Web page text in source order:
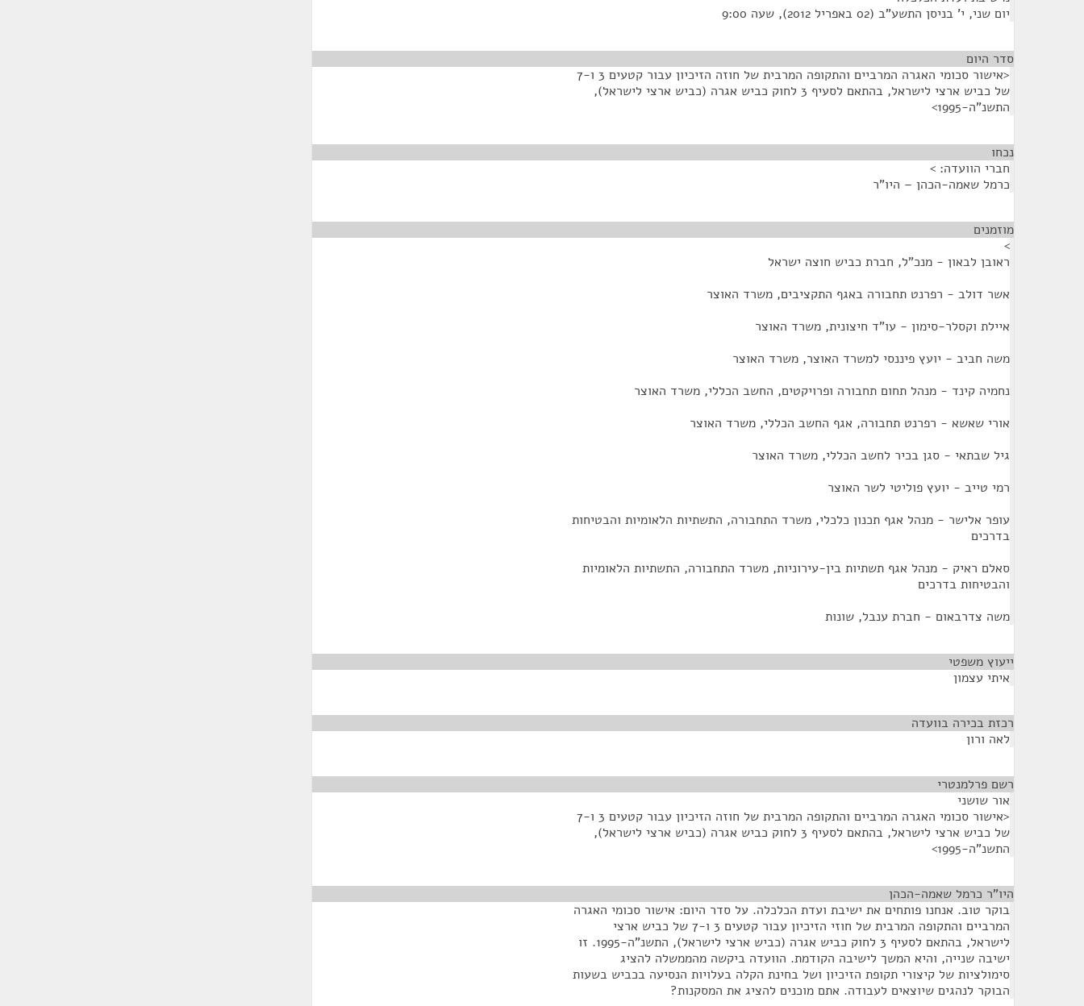
יום שני, י' בניסן התשע"ב (02 באפריל 2012), שעה 9:00
סדר היום
<אישור סכומי האגרה המרביים והתקופה המרבית של חוזה הזיכיון עבור קטעים 3 ו-7
של כביש ארצי לישראל, בהתאם לסעיף 3 לחוק כביש אגרה (כביש ארצי לישראל),
התשנ"ה-1995>
נכחו
חברי הוועדה: >
כרמל שאמה-הכהן – היו"ר
מוזמנים
>
ראובן לבאון - מנכ"ל, חברת כביש חוצה ישראל
אשר דולב - רפרנט תחבורה באגף התקציבים, משרד האוצר
איילת וקסלר-סימון - עו"ד חיצונית, משרד האוצר
משה חביב - יועץ פיננסי למשרד האוצר, משרד האוצר
נחמיה קינד - מנהל תחום תחבורה ופרויקטים, החשב הכללי, משרד האוצר
אורי שאשא - רפרנט תחבורה, אגף החשב הכללי, משרד האוצר
גיל שבתאי - סגן בכיר לחשב הכללי, משרד האוצר
רמי טייב - יועץ פוליטי לשר האוצר
עופר אלישר - מנהל אגף תכנון כלכלי, משרד התחבורה, התשתיות הלאומיות והבטיחות
בדרכים
סאלם ראיק - מנהל אגף תשתיות בין-עירוניות, משרד התחבורה, התשתיות הלאומיות
והבטיחות בדרכים
משה צדרבאום - חברת ענבל, שונות
ייעוץ משפטי
איתי עצמון
רכזת בכירה בוועדה
לאה ורון
רשם פרלמנטרי
אור שושני
<אישור סכומי האגרה המרביים והתקופה המרבית של חוזה הזיכיון עבור קטעים 3 ו-7
של כביש ארצי לישראל, בהתאם לסעיף 3 לחוק כביש אגרה (כביש ארצי לישראל),
התשנ"ה-1995>
היו"ר כרמל שאמה-הכהן
בוקר טוב. אנחנו פותחים את ישיבת ועדת הכלכלה. על סדר היום: אישור סכומי האגרה
המרביים והתקופה המרבית של חוזי הזיכיון עבור קטעים 3 ו-7 של כביש ארצי
לישראל, בהתאם לסעיף 3 לחוק כביש אגרה (כביש ארצי לישראל), התשנ"ה-1995. זו
ישיבה שנייה, והיא המשך לישיבה הקודמת. הוועדה ביקשה מהממשלה להציג
סימולציות של קיצורי תקופת הזיכיון ושל בחינת הקלה בעלויות הנסיעה בכביש בשעות
הבוקר לנהגים שיוצאים לעבודה. אתם מוכנים להציג את המסקנות?